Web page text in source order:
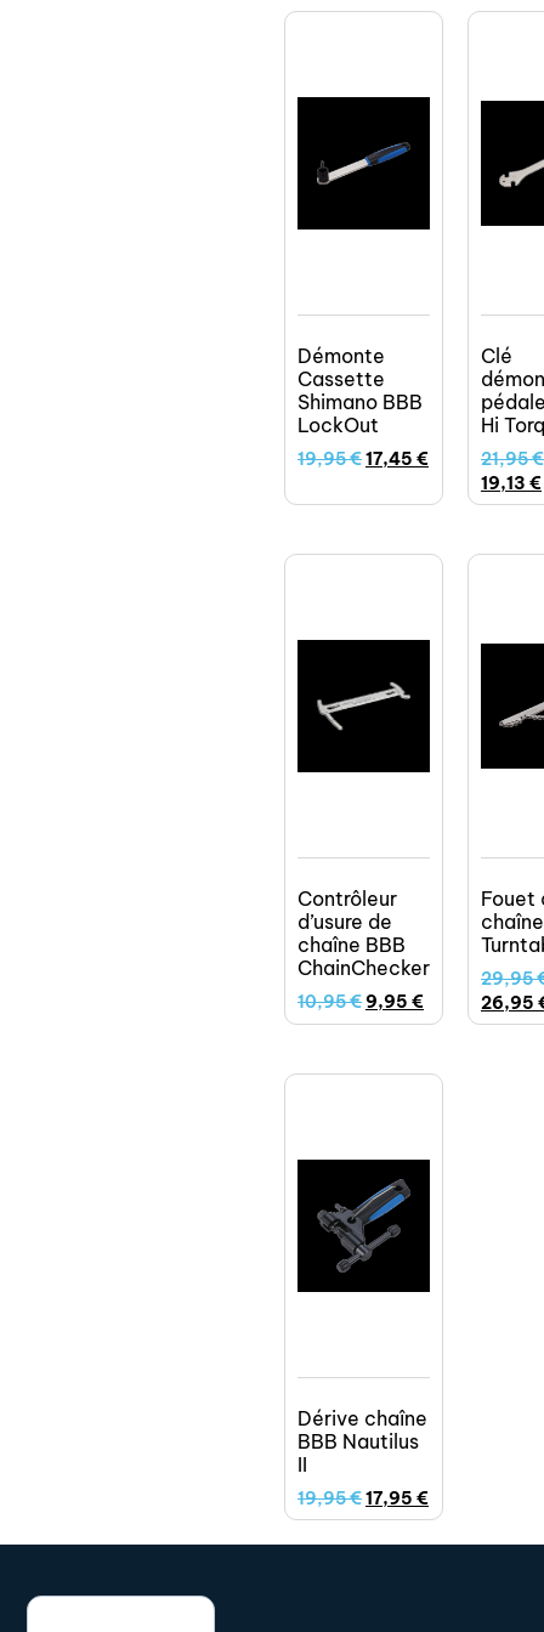
Démonte
Cassette
Shimano BBB
LockOut
19,95€17,45 €
Clé
Hi
21,95€
19,13 €
Contrôleur
d’usure de
chaîne BBB
ChainChecker
10,95€9,95 €
Fouet
29,95
26,95
Dérive chaîne
BBB Nautilus
II
19,95€17,95 €